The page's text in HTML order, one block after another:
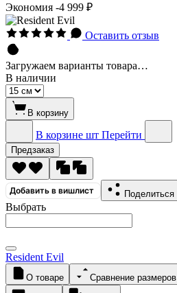
Экономия -4 999 ₽
Оставить отзыв
Загружаем варианты товара…
В наличии
В корзину
В корзине шт Перейти
Предзаказ
Добавить в вишлист Поделиться
Выбрать
Resident Evil
О товаре Сравнение размеров